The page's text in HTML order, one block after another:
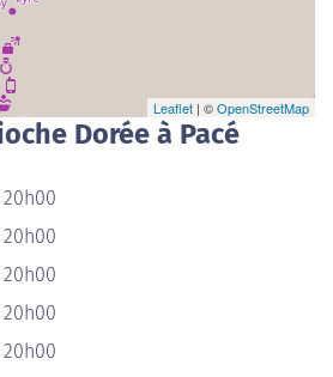
Leaflet | ©OpenStreetMap
Dorée à Pacé